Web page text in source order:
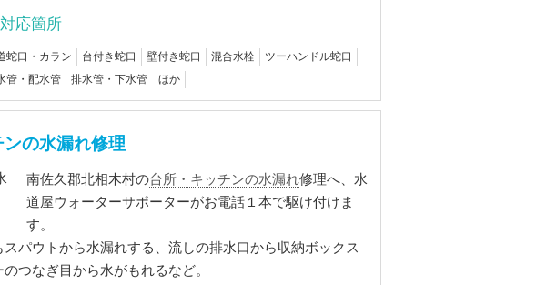
応箇所
蛇口・カラン 台付き蛇口 壁付き蛇口 混合水栓
ツーハンドル蛇口
管・配水管 排水管・下水管 ほか
の水漏れ修理
南佐久郡北相木村の台所・キッチンの水漏れ修理へ、水
道屋ウォーターサポーターがお電話１本で駆け付けま
す。
パウトから水漏れする、流しの排水口から収納ボックス
つなぎ目から水がもれるなど。